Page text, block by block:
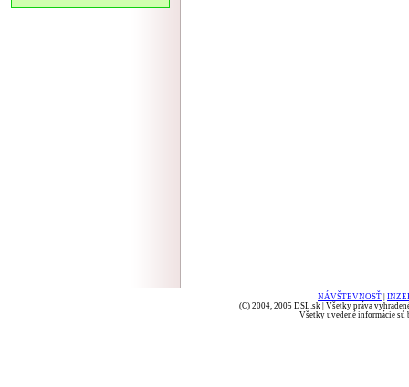
NÁVŠTEVNOSŤ
(C) 2004, 2005 DSL.sk | Všetky práva
Všetky uvedené informácie sú